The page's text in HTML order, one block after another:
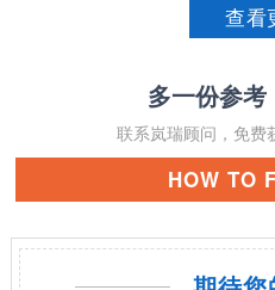
查看
多一份参
联系岚瑞顾问，免费
HOW TO